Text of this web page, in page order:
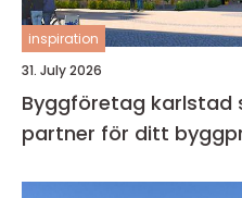
inspiration
31. July 2026
Byggföretag karlstad så väljer du rätt
partner för ditt